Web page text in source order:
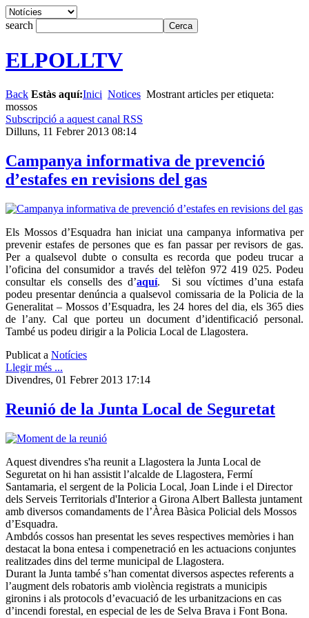
search
ELPOLLTV
Back Estàs aquí:Inici Notices Mostrant articles per etiqueta:
mossos
Subscripció a aquest canal RSS
Dilluns, 11 Febrer 2013 08:14
Campanya informativa de prevenció
d’estafes en revisions del gas
Els Mossos d’Esquadra han iniciat una campanya informativa per
prevenir estafes de persones que es fan passar per revisors de gas.
Per a qualsevol dubte o consulta es recorda que podeu trucar a
l’oficina del consumidor a través del telèfon 972 419 025. Podeu
consultar els consells des d’aquí. Si sou víctimes d’una estafa
podeu presentar denúncia a qualsevol comissaria de la Policia de la
Generalitat – Mossos d’Esquadra, les 24 hores del dia, els 365 dies
de l’any. Cal que porteu un document d’identificació personal.
També us podeu dirigir a la Policia Local de Llagostera.
Publicat a Notícies
Llegir més ...
Divendres, 01 Febrer 2013 17:14
Reunió de la Junta Local de Seguretat
Aquest divendres s'ha reunit a Llagostera la Junta Local de
Seguretat on hi han assistit l’alcalde de Llagostera, Fermí
Santamaria, el sergent de la Policia Local, Joan Linde i el Director
dels Serveis Territorials d'Interior a Girona Albert Ballesta juntament
amb diversos comandaments de l’Àrea Bàsica Policial dels Mossos
d’Esquadra.
Ambdós cossos han presentat les seves respectives memòries i han
destacat la bona entesa i compenetració en les actuacions conjuntes
realitzades dins del terme municipal de Llagostera.
Durant la Junta també s’han comentat diversos aspectes referents a
l’augment dels robatoris amb violència registrats a municipis
gironins i als protocols d’evacuació de les urbanitzacions en cas
d’incendi forestal, en especial de les de Selva Brava i Font Bona.